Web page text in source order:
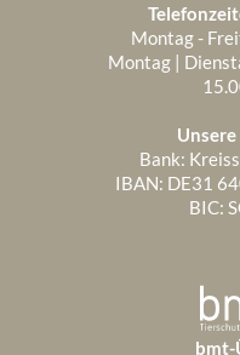
Montag -
Montag |
Bank:
IBAN: DE31
BIC:
bmt-